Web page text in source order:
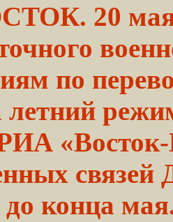
20
по
летний
конца